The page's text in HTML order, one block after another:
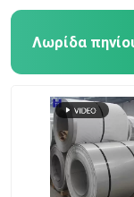
Σωλήνας
Κύκλος από
γωνιακή